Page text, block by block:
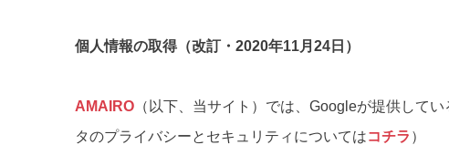
個人情報の取得（改訂・2020年11月24日）
AMAIRO （以下、当サイト）では、Googleが提供して
タのプライバシーとセキュリティについてはコチラ ）